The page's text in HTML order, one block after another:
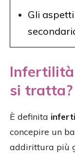
Gli
Infertilità
si tratta?
È definita
concepire un
addirittura più